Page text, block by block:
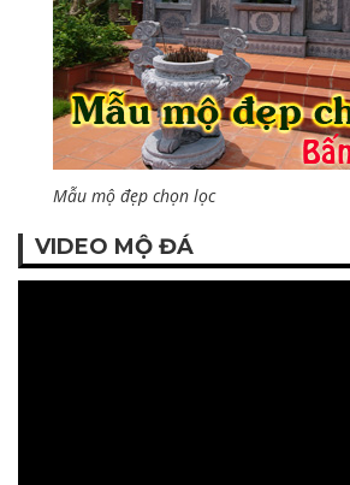
Mẫu mộ đẹp chọn lọc
VIDEO MỘ ĐÁ